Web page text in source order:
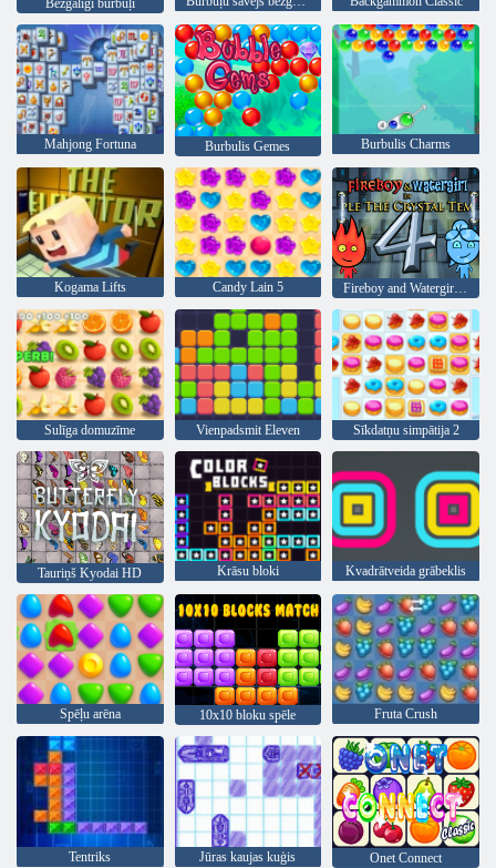
Mahjong Fortuna Burbulis Gemes Burbulis Charms
Kogama Lifts Candy Lain 5 Fireboy and Watergirl 4: Kristāla templis
Sulīga domuzīme Vienpadsmit Eleven Sīkdatņu simpātija 2
Tauriņš Kyodai HD Krāsu bloki Kvadrātveida grābeklis
Spēļu arēna 10x10 bloku spēle Fruta Crush
Tentriks Jūras kaujas kuģis
Onet Connect